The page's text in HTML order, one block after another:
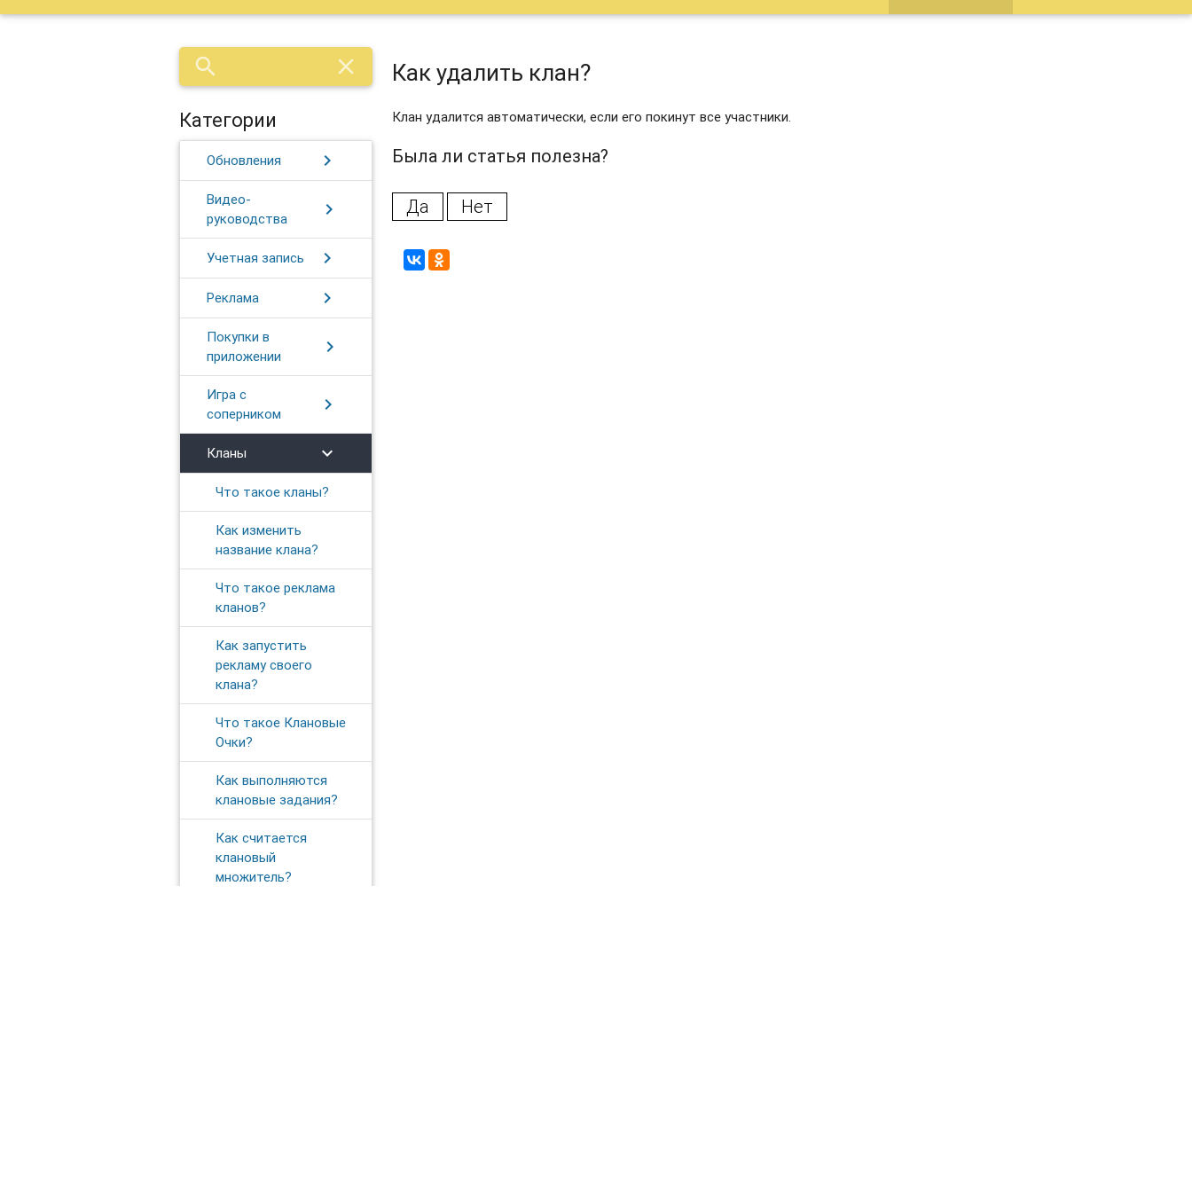
search close
Категории
Обновления chevron_right
Видео-
руководства
chevron_right
Учетная запись chevron_right
Реклама chevron_right
Покупки в
приложении
chevron_right
Игра с
соперником
chevron_right
Кланы chevron_right
Что такое кланы?
Как изменить
название клана?
​Что такое реклама
кланов?
Как запустить
рекламу своего
клана?
Что такое Клановые
Очки?
Как выполняются
клановые задания?
Как считается
клановый
множитель?
Как удалить клан?
Клан удалится автоматически, если его покинут все участники.
Была ли статья полезна?
Да Нет